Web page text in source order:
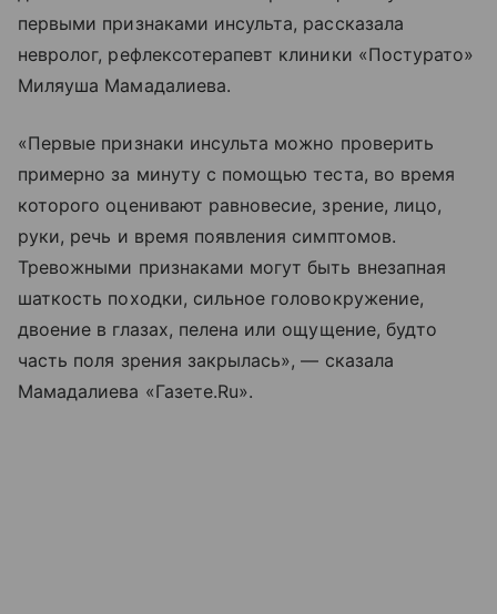
первыми признаками инсульта, рассказала
невролог, рефлексотерапевт клиники «Постурато»
Миляуша Мамадалиева.
«Первые признаки инсульта можно проверить
примерно за минуту с помощью теста, во время
которого оценивают равновесие, зрение, лицо,
руки, речь и время появления симптомов.
Тревожными признаками могут быть внезапная
шаткость походки, сильное головокружение,
двоение в глазах, пелена или ощущение, будто
часть поля зрения закрылась», — сказала
Мамадалиева «Газете.Ru».